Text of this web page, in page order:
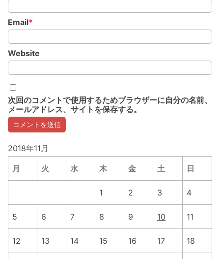
Email*
Website
次回のコメントで使用するためブラウザーに自分の名前、
メールアドレス、サイトを保存する。
2018年11月
月 火 水 木 金 土 日
1 2 3 4
5 6 7 8 9 10 11
12 13 14 15 16 17 18